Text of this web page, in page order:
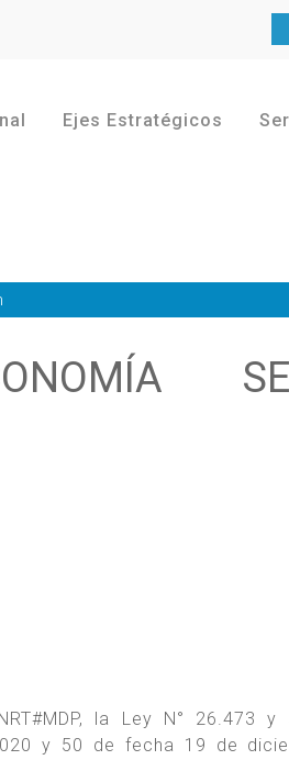
Ejes Estratégicos
la Ley N° 26.473
y 50 de fecha 19 de